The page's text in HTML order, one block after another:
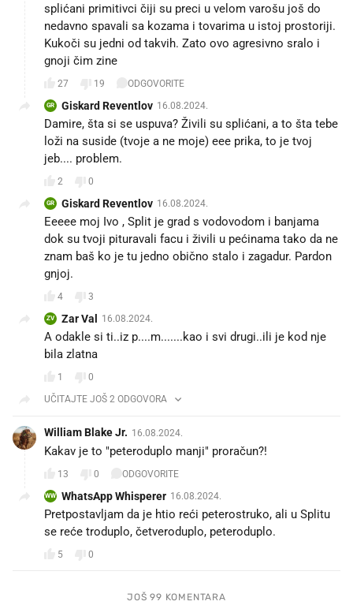
splićani primitivci čiji su preci u velom varošu još do
nedavno spavali sa kozama i tovarima u istoj prostoriji.
Kukoči su jedni od takvih. Zato ovo agresivno sralo i
gnoji čim zine
27 19 ODGOVORITE
GR Giskard Reventlov 16.08.2024.
Damire, šta si se uspuva? Živili su splićani, a to šta tebe
loži na suside (tvoje a ne moje) eee prika, to je tvoj
jeb.... problem.
2 0
GR Giskard Reventlov 16.08.2024.
Eeeee moj Ivo , Split je grad s vodovodom i banjama
dok su tvoji pituravali facu i živili u pećinama tako da ne
znam baš ko je tu jedno obično stalo i zagadur. Pardon
gnjoj.
4 3
ZV Zar Val 16.08.2024.
A odakle si ti..iz p....m.......kao i svi drugi..ili je kod nje
bila zlatna
1
0
UČITAJTE JOŠ 2 ODGOVORA
William Blake Jr. 16.08.2024.
Kakav je to "peteroduplo manji" proračun?!
13 0 ODGOVORITE
WW WhatsApp Whisperer 16.08.2024.
Pretpostavljam da je htio reći peterostruko, ali u Splitu
se reće troduplo, četveroduplo, peteroduplo.
5 0
JOŠ 99 KOMENTARA